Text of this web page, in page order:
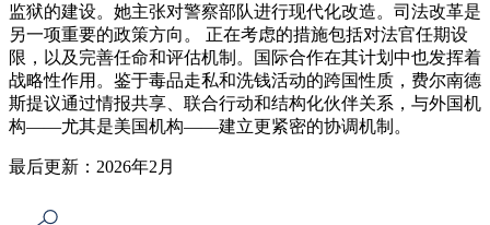
监狱的建设。她主张对警察部队进行现代化改造。司法改革是
另一项重要的政策方向。 正在考虑的措施包括对法官任期设
限，以及完善任命和评估机制。国际合作在其计划中也发挥着
战略性作用。鉴于毒品走私和洗钱活动的跨国性质，费尔南德
斯提议通过情报共享、联合行动和结构化伙伴关系，与外国机
构——尤其是美国机构——建立更紧密的协调机制。
最后更新：2026年2月